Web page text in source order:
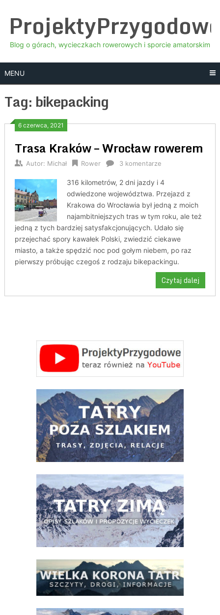
content
Blog o górach, wycieczkach rowerowych i sporcie amatorskim
MENU
Tag: bikepacking
6 czerwca, 2021
Trasa Kraków – Wrocław rowerem
Autor: Michał Rower 3 komentarze
316 kilometrów, 2 dni jazdy i 4
odwiedzone województwa. Przejazd z
Krakowa do Wrocławia był jedną z moich
najambitniejszych tras w tym roku, ale też
jedną z tych bardziej satysfakcjonujących. Udało się
przejechać spory kawałek Polski, zwiedzić ciekawe
miasto, a także spędzić noc pod gołym niebem, po raz
pierwszy próbując czegoś z rodzaju bikepackingu.
Czytaj dalej